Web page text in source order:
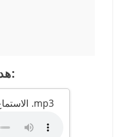
هدم مبنى:
الاستماع وتحميل هدم مبنى .mp3